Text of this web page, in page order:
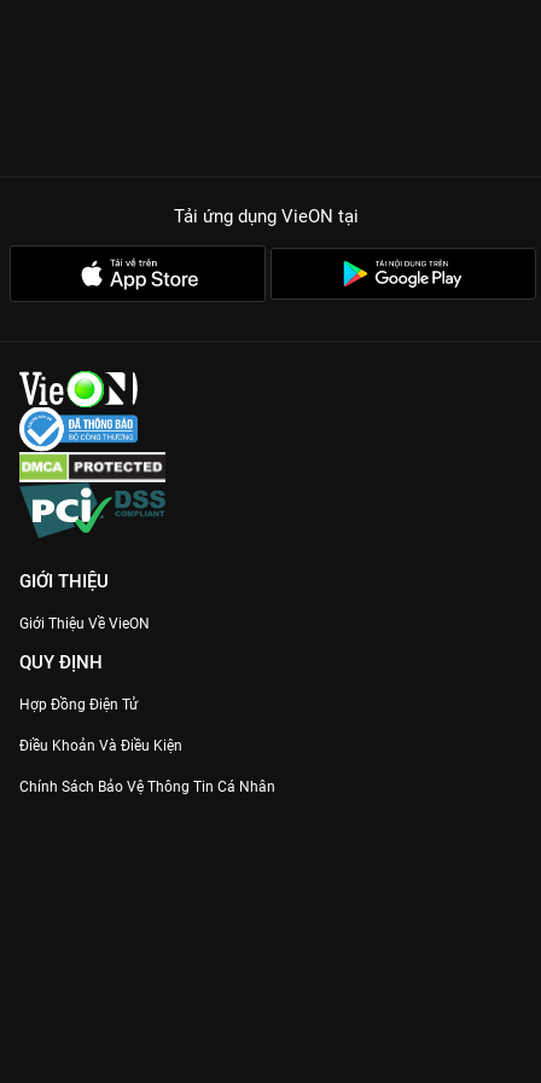
Tải ứng dụng VieON tại
GIỚI THIỆU
Giới Thiệu Về VieON
QUY ĐỊNH
Hợp Đồng Điện Tử
Điều Khoản Và Điều Kiện
Chính Sách Bảo Vệ Thông Tin Cá Nhân